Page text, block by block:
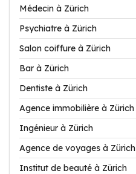
Médecin à Zürich
Psychiatre à Zürich
Salon coiffure à Zürich
Bar à Zürich
Dentiste à Zürich
Agence immobilière à Zürich
Ingénieur à Zürich
Agence de voyages à Zürich
Institut de beauté à Zürich